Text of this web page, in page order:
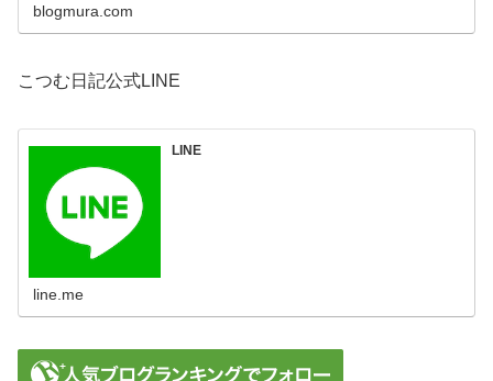
blogmura.com
こつむ日記公式LINE
LINE
line.me